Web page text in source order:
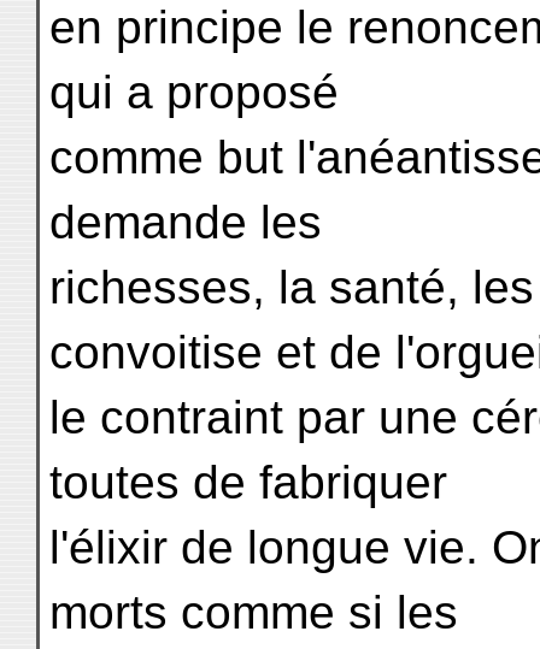
en principe le
qui a proposé
comme but
demande les
richesses, la santé,
convoitise et de
le contraint par une
toutes de fabriquer
l'élixir de longue vie.
morts comme si les